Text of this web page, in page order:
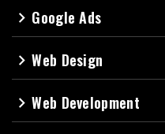
navigate_next Google Ads
navigate_nextWeb Design
navigate_nextWeb Development